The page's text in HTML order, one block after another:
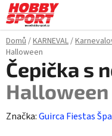
Přejít
na
obsah
Domů/KARNEVAL/
Halloween
Čepička s
Halloween
Značka:Guirca Fiestas